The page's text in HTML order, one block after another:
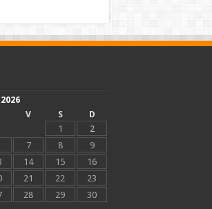
V S
D
1
2
7 8
9
14 15
16
21 22
23
28 29
30